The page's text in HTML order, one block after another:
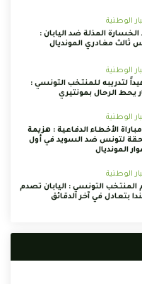
الوطنية
الخسارة المذلة ضد اليابان :
ثالث مغادري المونديال
الوطنية
لتدريبه للمنتخب التونسي :
يحط الرحال بمونتيري
الوطنية
الأخطاء الدفاعية : هزيمة
لتونس ضد السويد في أول
المونديال
الوطنية
المنتخب التونسي : اليابان تصدم
بتعادل في آخر الدقائق